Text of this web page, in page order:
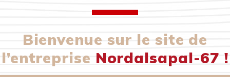
Bienvenue sur le site de
l’entreprise Nordalsapal-67 !